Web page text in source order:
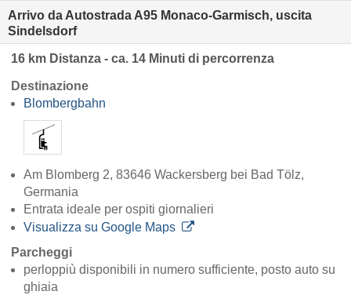
Arrivo da Autostrada A95 Monaco-Garmisch, uscita
Sindelsdorf
16 km Distanza - ca. 14 Minuti di percorrenza
Destinazione
Blombergbahn
Am Blomberg 2, 83646 Wackersberg bei Bad Tölz,
Germania
Entrata ideale per ospiti giornalieri
Visualizza su Google Maps
Parcheggi
perloppiù disponibili in numero sufficiente, posto auto su
ghiaia